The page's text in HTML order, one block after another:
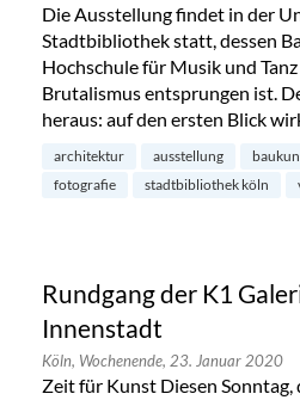
Die Ausstellung findet in der
Stadtbibliothek statt, dessen
Hochschule für Musik und
Brutalismus entsprungen ist.
heraus: auf den ersten Blick
architektur ausstellung
fotografie
stadtbibliothek köln
Rundgang der K1
Innenstadt
Köln, Wochenende, 23. Januar 2020
Zeit für Kunst Diesen Sonntag,